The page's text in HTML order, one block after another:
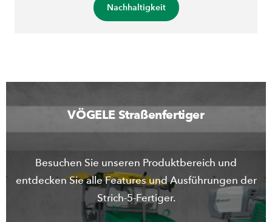
Nachhaltigkeit
VÖGELE Straßenfertiger
Besuchen Sie unseren Produktbereich und
entdecken Sie alle Features und Ausführungen der
Strich-5-Fertiger.